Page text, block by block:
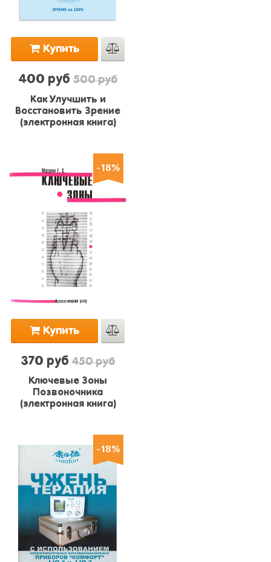
Купить
400 руб500 руб
Как Улучшить и
Восстановить Зрение
(электронная книга)
-18%
Купить
370 руб450 руб
Ключевые Зоны
Позвоночника
(электронная книга)
-18%